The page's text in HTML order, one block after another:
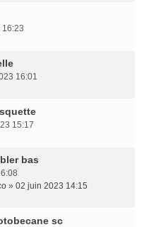
16:23
16:01
15:17
bas
» 02 juin 2023 14:15
sc